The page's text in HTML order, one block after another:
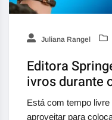
Juliana Rangel
Editora
ivros durante
Está com tempo
aproveitar para